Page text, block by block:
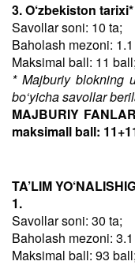
3. O‘zbekiston tarixi*
Savollar soni: 10 ta;
Baholash mezoni:
Maksimal ball: 11 ball;
* Majburiy blokning
bo‘yicha savollar
MAJBURIY
maksimall ball:
TA’LIM
1.
Savollar soni: 30 ta;
Baholash mezoni:
Maksimal ball: 93 ball;